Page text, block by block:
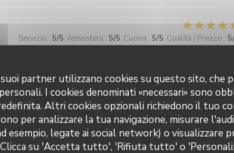
partner utilizzano cookies su questo sito, che
I cookies denominati «necessari» sono
Altri cookies opzionali richiedono il tuo
per analizzare la tua navigazione, misurare
esempio, legate ai social network) o visualizzare
su 'Accetta tutto', 'Rifiuta tutto' o
Servizio : 5/5 Atmosfera : 5/5 Cucina : 5/5 Qualità / Prezzo : 5
Servizio 5/5 Atmosfera: 5/5 Cucina:5/5 Qualità / Prezzo:5
bons !! nous recommandons